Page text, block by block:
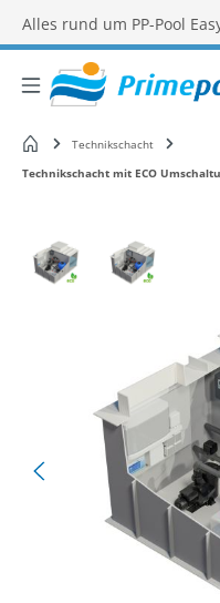
Alles rund um PP-Pool
StartseiteTechnikschacht
Technikschacht mit ECO